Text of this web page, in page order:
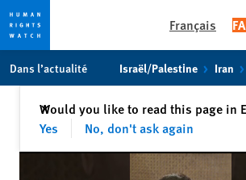
toto
content
Français
Dans l’actualité Israël/Palestine Iran
Would you like to read this page in
Yes
No, don't ask again
✕Fermer